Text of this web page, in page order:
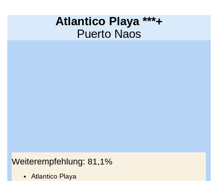
Atlantico Playa ***+
Puerto Naos
Weiterempfehlung: 81,1%
Atlantico Playa